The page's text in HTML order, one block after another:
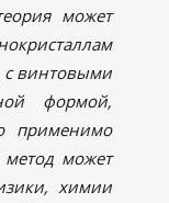
может
с винтовыми
формой,
применимо
может
химии